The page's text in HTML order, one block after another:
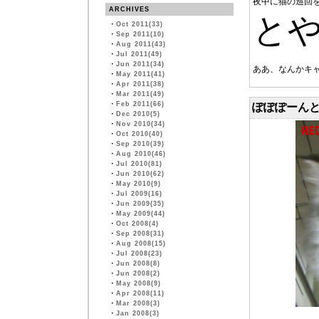
ARCHIVES
・ Oct 2011(33)
・ Sep 2011(10)
・ Aug 2011(43)
・ Jul 2011(49)
・ Jun 2011(34)
・ May 2011(41)
・ Apr 2011(38)
・ Mar 2011(49)
・ Feb 2011(66)
・ Dec 2010(5)
・ Nov 2010(34)
・ Oct 2010(40)
・ Sep 2010(39)
・ Aug 2010(46)
・ Jul 2010(81)
・ Jun 2010(62)
・ May 2010(9)
・ Jul 2009(16)
・ Jun 2009(35)
・ May 2009(44)
・ Oct 2008(4)
・ Sep 2008(31)
・ Aug 2008(15)
・ Jul 2008(23)
・ Jun 2008(8)
・ Jun 2008(2)
・ May 2008(9)
・ Apr 2008(11)
・ Mar 2008(3)
・ Jan 2008(3)
と
ああ、なんかキ
ぽぽぽーん